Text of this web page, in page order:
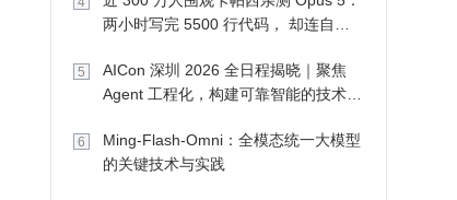
两小时写完 5500 行代码， 却连自己
5
AICon 深圳 2026 全日程揭晓｜聚焦
Agent 工程化，构建可靠智能的技术路
6
Ming-Flash-Omni：全模态统一大模型
的关键技术与实践